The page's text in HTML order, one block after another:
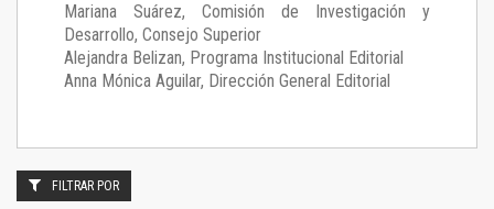
Mariana Suárez, Comisión de Investigación y
Desarrollo, Consejo Superior
Alejandra Belizan, Programa Institucional Editorial
Anna Mónica Aguilar, Dirección General Editorial
FILTRAR POR